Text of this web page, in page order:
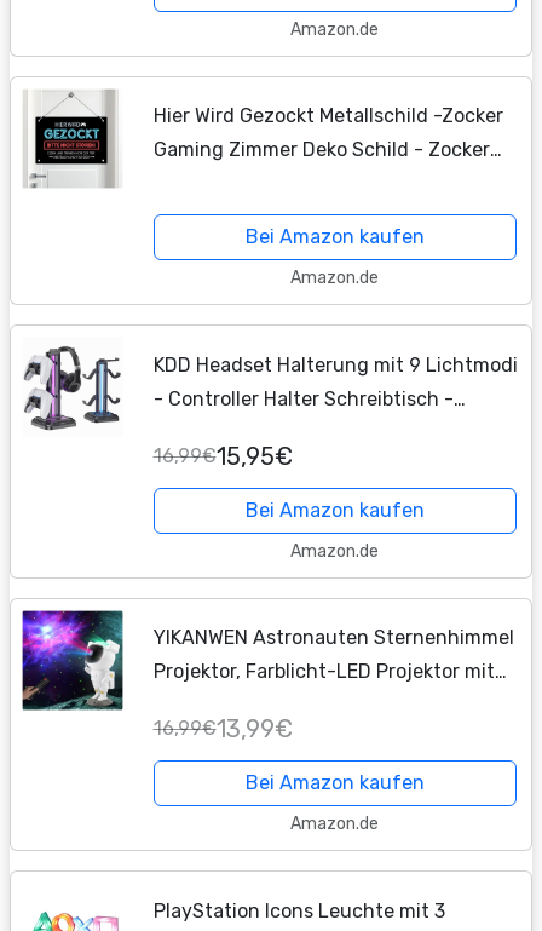
Amazon.de
Hier Wird Gezockt Metallschild -Zocker
Gaming Zimmer Deko Schild - Zocker
Jungs - Geschenk
Weihnachtsgeschenke...
Bei Amazon kaufen
Amazon.de
KDD Headset Halterung mit 9 Lichtmodi
- Controller Halter Schreibtisch -
Abnehmbarer Controller Haken für
Gamer PC Xbox...
16,99€15,95€
Bei Amazon kaufen
Amazon.de
YIKANWEN Astronauten Sternenhimmel
Projektor, Farblicht-LED Projektor mit
atmosphärische Raumdekoration,...
16,99€13,99€
Bei Amazon kaufen
Amazon.de
PlayStation Icons Leuchte mit 3